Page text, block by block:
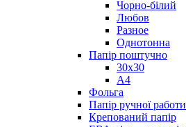
Чорно-білий
Любов
Разное
Однотонна
Папір поштучно
30х30
А4
Фольга
Папір ручної работи
Крепований папір